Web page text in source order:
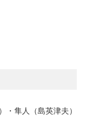
隼人（島英津夫）